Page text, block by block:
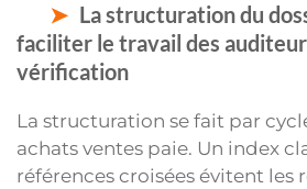
La structuration du
faciliter le travail des
vérification
La structuration se fait par
achats ventes paie. Un index
références croisées évitent les